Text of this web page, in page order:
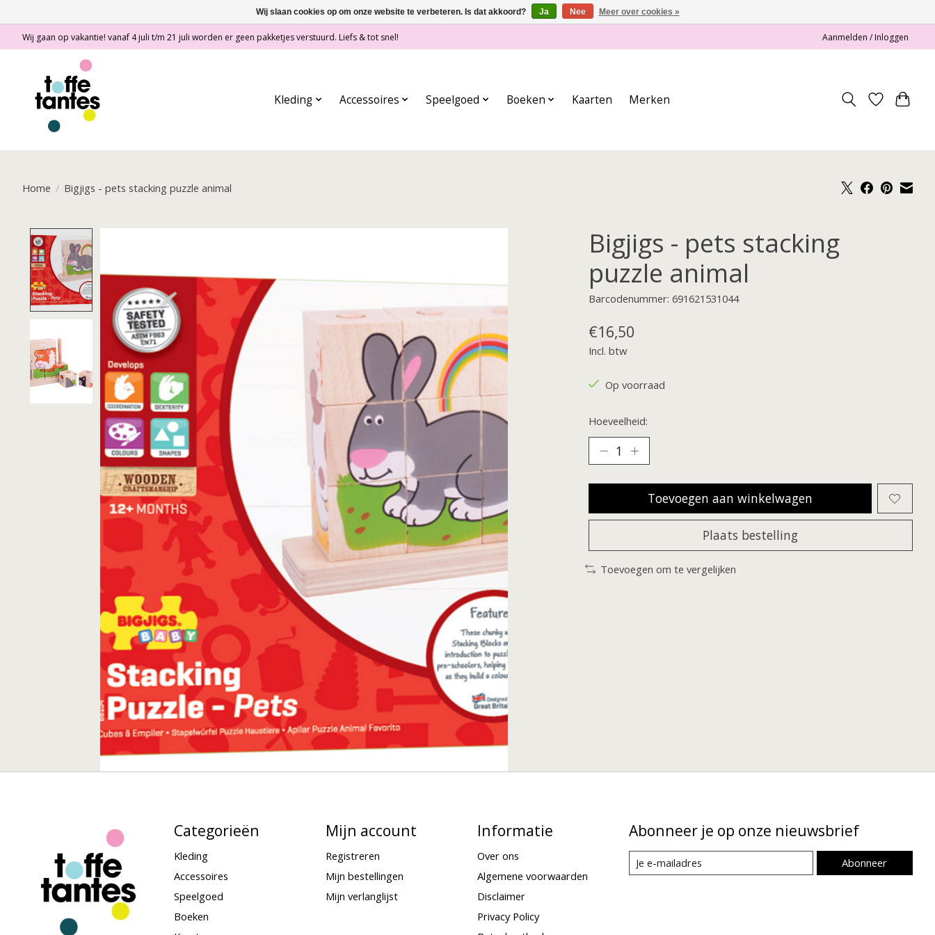
Wij gaan op vakantie! vanaf 4 juli t/m 21 juli worden er geen pakketjes verstuurd. Liefs & tot snel! Aanmelden / Inloggen
Kleding Accessoires Speelgoed Boeken Kaarten Merken
Home / Bigjigs - pets stacking puzzle animal
Bigjigs - pets stacking
puzzle animal
Barcodenummer: 691621531044
€16,50
Incl. btw
Op voorraad
Hoeveelheid:
Toevoegen aan winkelwagen
Plaats bestelling
Toevoegen om te vergelijken
Categorieën
Kleding
Accessoires
Speelgoed
Boeken
Mijn account
Registreren
Mijn bestellingen
Mijn verlanglijst
Informatie
Over ons
Algemene voorwaarden
Disclaimer
Privacy Policy
Abonneer je op onze nieuwsbrief
Abonneer
Wij slaan cookies op om onze website te verbeteren. Is dat akkoord? Ja Nee Meer over cookies »